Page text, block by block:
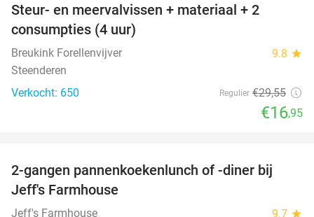
Steur- en meervalvissen + materiaal + 2
consumpties (4 uur)
Breukink Forellenvijver 9.8 star
Steenderen
Verkocht: 650
Regulier €29,55
€16,95
38%
2-gangen pannenkoekenlunch of -diner bij
Jeff's Farmhouse
Jeff's Farmhouse 9.7 star